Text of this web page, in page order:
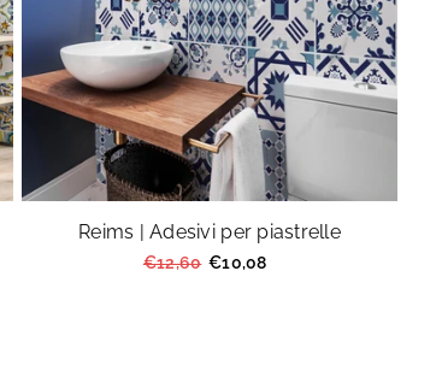
Reims | Adesivi per piastrelle
Prezzo
€12,60 €10,08